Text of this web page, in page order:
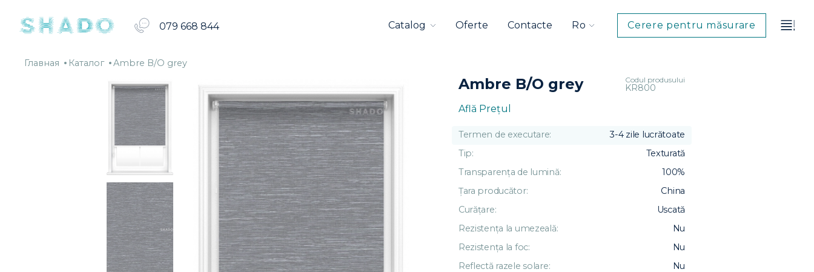
079 668 844 Catalog Oferte Contacte Ro Cerere pentru măsurare
Главная Главная
КаталогКаталог
Ambre
grey
Ambre B/O grey
Ambre B/O grey Codul produsului
KR800
Află Preţul
Termen de executare:
3-4 zile lucrătoate
Tip:
Texturată
Transparența de lumină:
100%
Țara producător:
China
Curățare:
Uscată
Rezistența la umezeală:
Nu
Rezistența la foc:
Nu
Reflectă razele solare:
Nu